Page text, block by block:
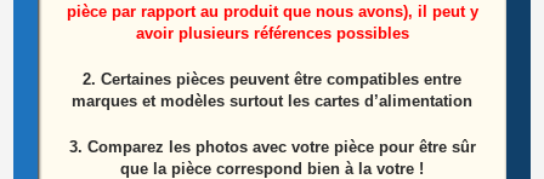
pièce par rapport au produit que nous avons), il peut y
avoir plusieurs références possibles
2. Certaines pièces peuvent être compatibles entre
marques et modèles surtout les cartes d’alimentation
3. Comparez les photos avec votre pièce pour être sûr
que la pièce correspond bien à la votre !